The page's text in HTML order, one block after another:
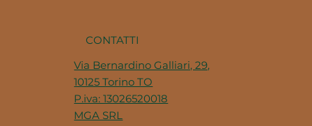
CONTATTI
Via Bernardino Galliari, 29,
10125 Torino TO
P.iva: 13026520018
MGA SRL